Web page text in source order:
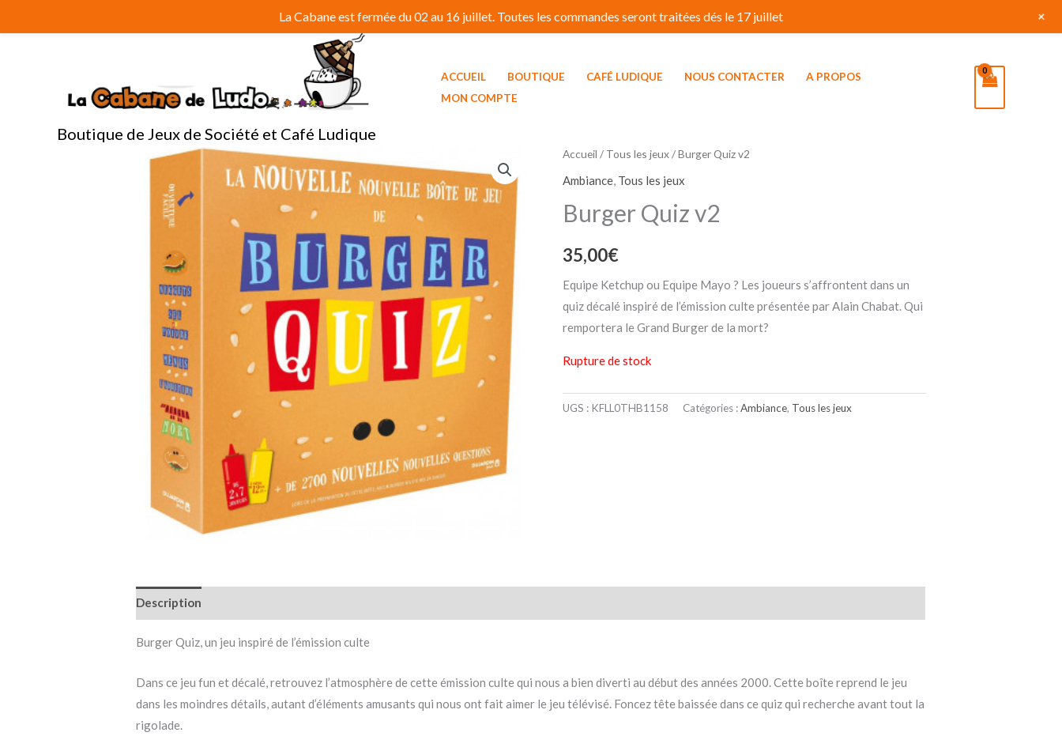
au
Boutique de Jeux de Société et Café Ludique
ACCUEIL BOUTIQUE CAFÉ LUDIQUE NOUS CONTACTER
A PROPOS
MON COMPTE
Accueil / Tous les jeux/ Burger Quiz v2
Ambiance, Tous les jeux
Burger Quiz v2
35,00€
Equipe Ketchup ou Equipe Mayo ? Les joueurs s’affrontent dans un
quiz décalé inspiré de l’émission culte présentée par Alain Chabat. Qui
remportera le Grand Burger de la mort?
Rupture de stock
UGS : KFLL0THB1158 Catégories :Ambiance, Tous les jeux
Description
Burger Quiz, un jeu inspiré de l’émission culte
Dans ce jeu fun et décalé, retrouvez l’atmosphère de cette émission culte qui nous a bien diverti au début des années 2000. Cette boîte reprend le jeu
dans les moindres détails, autant d’éléments amusants qui nous ont fait aimer le jeu télévisé. Foncez tête baissée dans ce quiz qui recherche avant tout la
rigolade.
La Cabane est fermée du 02 au 16 juillet. Toutes les commandes seront traitées dés le 17 juillet +